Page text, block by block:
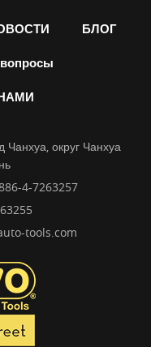
БЛОГ
округ Чанхуа
4-7263257
tools.com